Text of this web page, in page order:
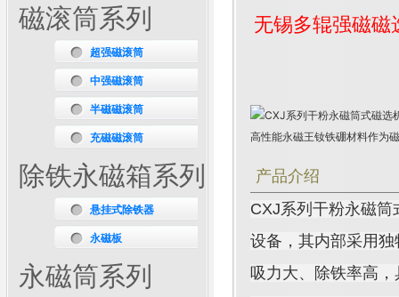
磁滚筒系列
超强磁滚筒
中强磁滚筒
半磁磁滚筒
充磁磁滚筒
除铁永磁箱系列
悬挂式除铁器
永磁板
永磁筒系列
无锡多辊强磁磁
产品介绍
CXJ系列干粉永磁
设备，其内部采用
吸力大、除铁率高